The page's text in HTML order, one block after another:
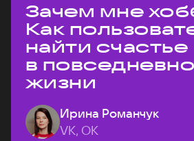
Зачем мне
Как
найти счастье
в
жизни
Ирина Романчук
VK, ОК